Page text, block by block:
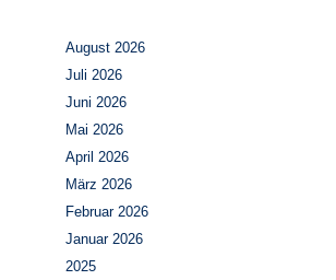
August 2026
Juli 2026
Juni 2026
Mai 2026
April 2026
März 2026
Februar 2026
Januar 2026
2025